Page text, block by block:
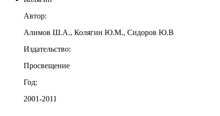
Автор:
Алимов Ш.А., Колягин Ю.М., Сидоров Ю.В
Издательство:
Просвещение
Год:
2001-2011